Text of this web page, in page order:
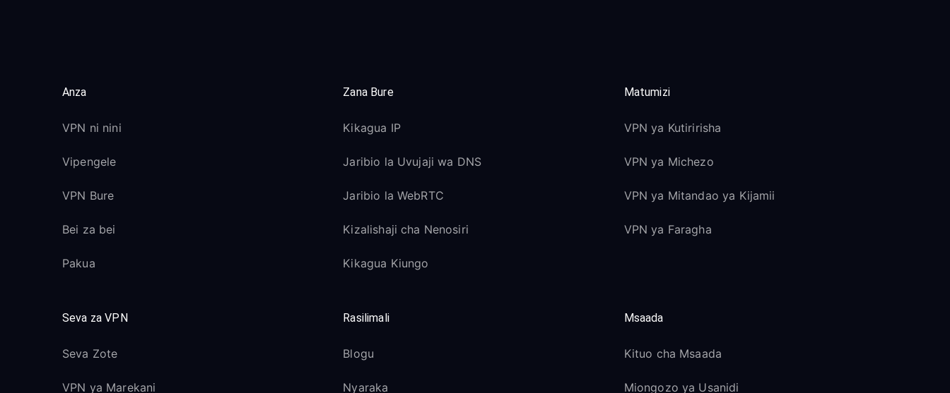
Anza
VPN ni nini
Vipengele
VPN Bure
Bei za bei
Pakua
Zana Bure
Kikagua IP
Jaribio la Uvujaji wa DNS
Jaribio la WebRTC
Kizalishaji cha Nenosiri
Kikagua Kiungo
Matumizi
VPN ya Kutiririsha
VPN ya Michezo
VPN ya Mitandao ya Kijamii
VPN ya Faragha
Seva za VPN
Seva Zote
VPN ya Marekani
Rasilimali
Blogu
Nyaraka
Msaada
Kituo cha Msaada
Miongozo ya Usanidi